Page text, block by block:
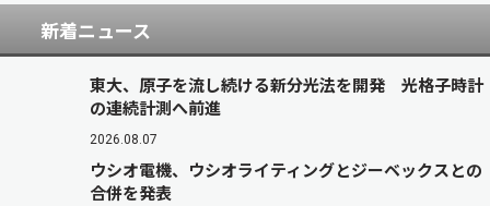
新着ニュース
東大、原子を流し続ける新分光法を開発 光格子時計
の連続計測へ前進
2026.08.07
ウシオ電機、ウシオライティングとジーベックスとの
合併を発表